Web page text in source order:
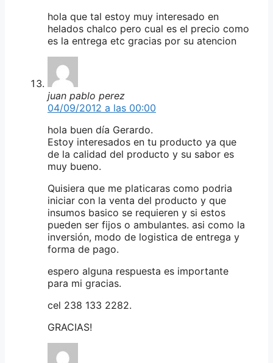
hola que tal estoy muy interesado en
helados chalco pero cual es el precio como
es la entrega etc gracias por su atencion
juan pablo perez
04/09/2012 a las 00:00
hola buen día Gerardo.
Estoy interesados en tu producto ya que
de la calidad del producto y su sabor es
muy bueno.
Quisiera que me platicaras como podria
iniciar con la venta del producto y que
insumos basico se requieren y si estos
pueden ser fijos o ambulantes. asi como la
inversión, modo de logistica de entrega y
forma de pago.
espero alguna respuesta es importante
para mi gracias.
cel 238 133 2282.
GRACIAS!